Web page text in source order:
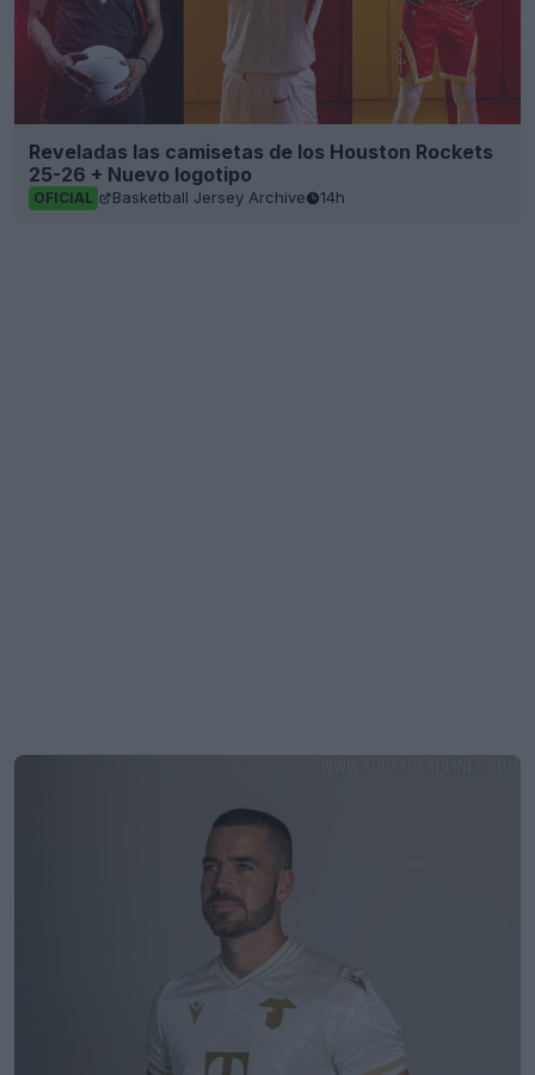
Reveladas las camisetas de los Houston Rockets
25-26 + Nuevo logotipo
OFICIAL Basketball Jersey Archive 14h